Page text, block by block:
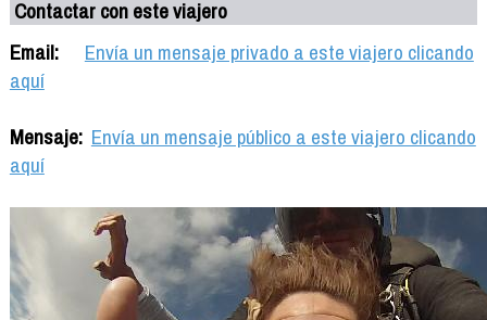
Contactar con este viajero
Email:
Envía un mensaje privado a este viajero clicando
aquí
Mensaje: Envía un mensaje público a este viajero clicando
aquí